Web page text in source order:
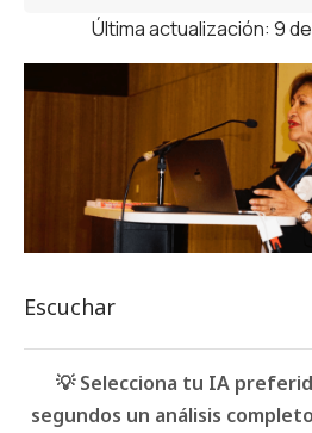
Última actualización: 9
Escuchar
💡 Selecciona tu IA
segundos un análisis